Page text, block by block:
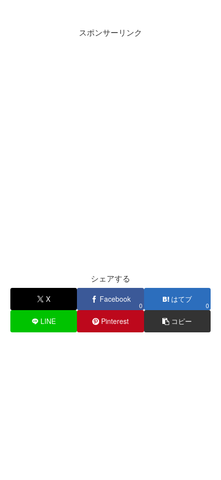
スポンサーリンク
シェアする
X Facebook
0
はてブ
0
LINE Pinterest コピー